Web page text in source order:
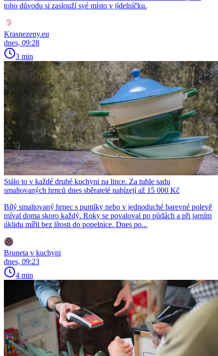
toho důvodu si zaslouží své místo v jídelníčku.
Krasnezeny.eu
dnes, 09:28
3 min
Stálo to v každé druhé kuchyni na lince. Za tuhle sadu
smaltovaných hrnců dnes sběratelé nabízejí až 15 000 Kč
Bílý smaltovaný hrnec s puntíky nebo v jednoduché barevné polevě
míval doma skoro každý. Roky se povaloval po půdách a při jarním
úklidu mířil bez lítosti do popelnice. Dnes po...
Bruneta v kuchyni
dnes, 09:23
4 min